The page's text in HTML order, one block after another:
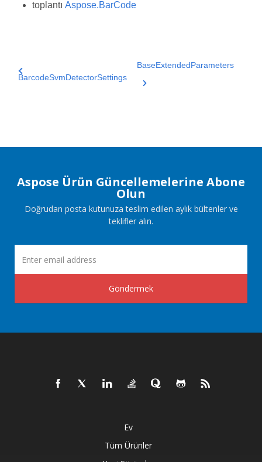
toplantı Aspose.BarCode
BarcodeSvmDetectorSettings
BaseExtendedParameters
Aspose Ürün Güncellemelerine Abone
Olun
Doğrudan posta kutunuza teslim edilen aylık bültenler ve
teklifler alın.
Göndermek
Ev
Tüm Ürünler